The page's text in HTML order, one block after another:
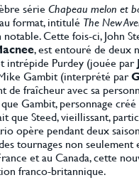
série Chapeau melon et
format, intitulé The New
Cette fois-ci, John
, est entouré de deux
intrépide Purdey (jouée par
Gambit (interprété par
de fraîcheur avec sa
Gambit, personnage
que Steed, vieillissant,
opère pendant deux
tournages non
et au Canada, cette
franco-britannique.